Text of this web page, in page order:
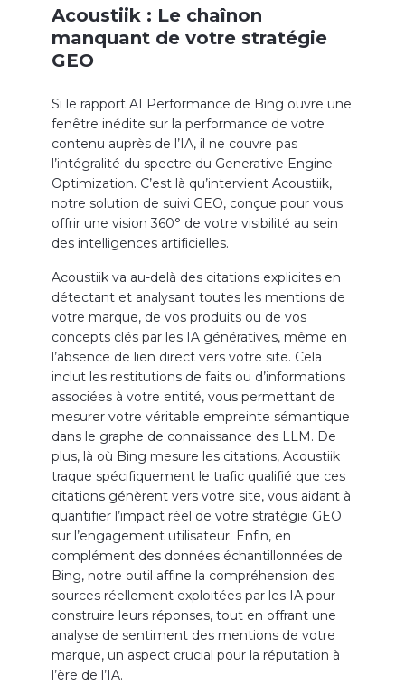
Acoustiik : Le chaînon
manquant de votre stratégie
GEO
Si le rapport AI Performance de Bing ouvre une
fenêtre inédite sur la performance de votre
contenu auprès de l’IA, il ne couvre pas
l’intégralité du spectre du Generative Engine
Optimization. C’est là qu’intervient Acoustiik,
notre solution de suivi GEO, conçue pour vous
offrir une vision 360° de votre visibilité au sein
des intelligences artificielles.
Acoustiik va au-delà des citations explicites en
détectant et analysant toutes les mentions de
votre marque, de vos produits ou de vos
concepts clés par les IA génératives, même en
l’absence de lien direct vers votre site. Cela
inclut les restitutions de faits ou d’informations
associées à votre entité, vous permettant de
mesurer votre véritable empreinte sémantique
dans le graphe de connaissance des LLM. De
plus, là où Bing mesure les citations, Acoustiik
traque spécifiquement le trafic qualifié que ces
citations génèrent vers votre site, vous aidant à
quantifier l’impact réel de votre stratégie GEO
sur l’engagement utilisateur. Enfin, en
complément des données échantillonnées de
Bing, notre outil affine la compréhension des
sources réellement exploitées par les IA pour
construire leurs réponses, tout en offrant une
analyse de sentiment des mentions de votre
marque, un aspect crucial pour la réputation à
l’ère de l’IA.